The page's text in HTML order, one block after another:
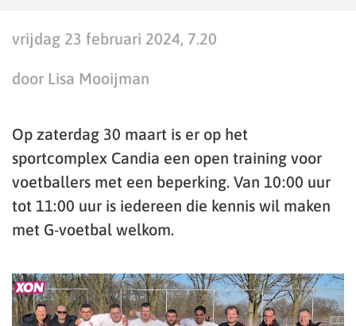
vrijdag 23 februari 2024, 7.20
door Lisa Mooijman
Op zaterdag 30 maart is er op het
sportcomplex Candia een open training voor
voetballers met een beperking. Van 10:00 uur
tot 11:00 uur is iedereen die kennis wil maken
met G-voetbal welkom.